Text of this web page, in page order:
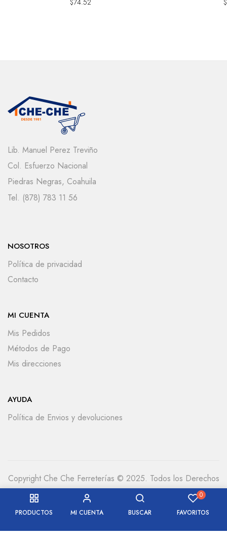
PRODUCTOS MI CUENTA BUSCAR
0
FAVORITOS
$74.52 $
Lib. Manuel Perez Treviño
Col. Esfuerzo Nacional
Piedras Negras, Coahuila
Tel. (878) 783 11 56
NOSOTROS
Política de privacidad
Contacto
MI CUENTA
Mis Pedidos
Métodos de Pago
Mis direcciones
AYUDA
Política de Envios y devoluciones
Copyright Che Che Ferreterías © 2025. Todos los Derechos
Reservados